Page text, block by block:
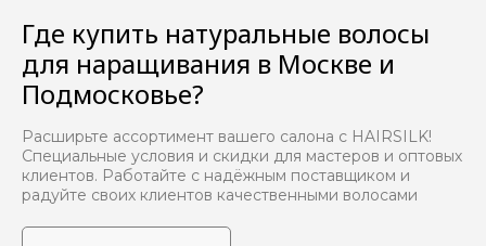
Где купить натуральные волосы
для наращивания в Москве и
Подмосковье?
Расширьте ассортимент вашего салона с HAIRSILK!
Специальные условия и скидки для мастеров и оптовых
клиентов. Работайте с надёжным поставщиком и
радуйте своих клиентов качественными волосами